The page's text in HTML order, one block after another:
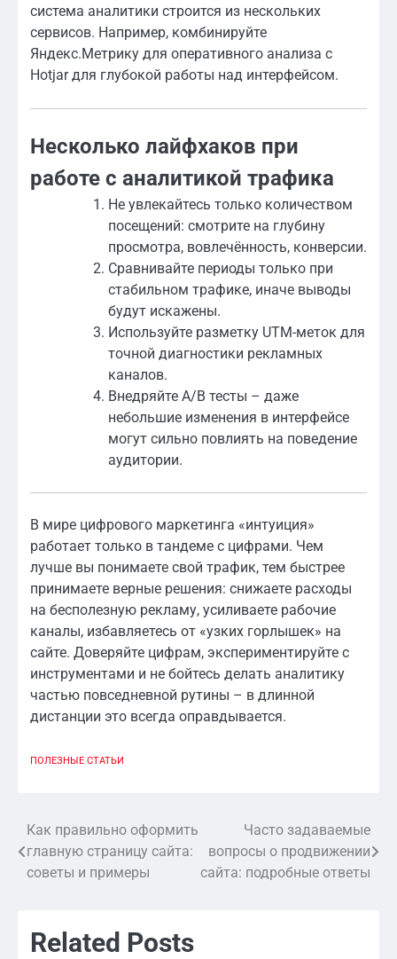
система аналитики строится из нескольких
сервисов. Например, комбинируйте
Яндекс.Метрику для оперативного анализа с
Hotjar для глубокой работы над интерфейсом.
Несколько лайфхаков при
работе с аналитикой трафика
Не увлекайтесь только количеством
посещений: смотрите на глубину
просмотра, вовлечённость, конверсии.
Сравнивайте периоды только при
стабильном трафике, иначе выводы
будут искажены.
Используйте разметку UTM-меток для
точной диагностики рекламных
каналов.
Внедряйте A/B тесты – даже
небольшие изменения в интерфейсе
могут сильно повлиять на поведение
аудитории.
В мире цифрового маркетинга «интуиция»
работает только в тандеме с цифрами. Чем
лучше вы понимаете свой трафик, тем быстрее
принимаете верные решения: снижаете расходы
на бесполезную рекламу, усиливаете рабочие
каналы, избавляетесь от «узких горлышек» на
сайте. Доверяйте цифрам, экспериментируйте с
инструментами и не бойтесь делать аналитику
частью повседневной рутины – в длинной
дистанции это всегда оправдывается.
ПОЛЕЗНЫЕ СТАТЬИ
Навигация
по
Как правильно оформить
главную страницу сайта:
советы и примеры
Часто задаваемые
вопросы о продвижении
сайта: подробные ответы
Related Posts